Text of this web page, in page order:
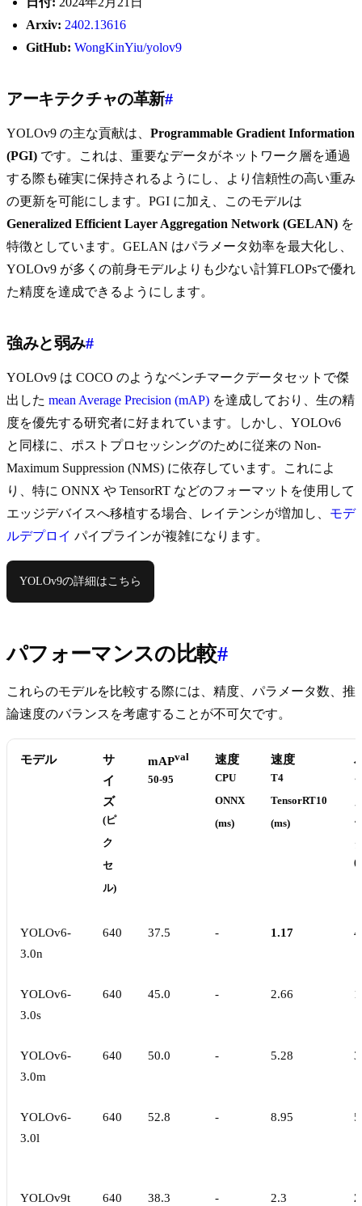
Arxiv: 2402.13616
GitHub: WongKinYiu/yolov9
アーキテクチャの革新#
YOLOv9 の主な貢献は、 Programmable Gradient Information
(PGI) です。これは、重要なデータがネットワーク層を通過
する際も確実に保持されるようにし、より信頼性の高い重み
の更新を可能にします。PGI に加え、このモデルは
Generalized Efficient Layer Aggregation Network (GELAN) を
特徴としています。GELAN はパラメータ効率を最大化し、
YOLOv9 が多くの前身モデルよりも少ない計算FLOPsで優れ
た精度を達成できるようにします。
強みと弱み#
YOLOv9 は COCO のようなベンチマークデータセットで傑
出した mean Average Precision (mAP) を達成しており、生の精
度を優先する研究者に好まれています。しかし、YOLOv6
と同様に、ポストプロセッシングのために従来の Non-
Maximum Suppression (NMS) に依存しています。これによ
り、特に ONNX や TensorRT などのフォーマットを使用して
エッジデバイスへ移植する場合、レイテンシが増加し、 モデ
ルデプロイ パイプラインが複雑になります。
YOLOv9の詳細はこちら
パフォーマンスの比較#
これらのモデルを比較する際には、精度、パラメータ数、推
論速度のバランスを考慮することが不可欠です。
モデル
サ
イ
ズ
(ピ
ク
セ
ル)
mAPval
50-95
速度
CPU
ONNX
(ms)
速度
T4
TensorRT10
(ms)
YOLOv6-
3.0n
640 37.5 - 1.17
YOLOv6-
3.0s
640 45.0 - 2.66
YOLOv6-
3.0m
640 50.0 - 5.28
YOLOv6-
3.0l
640 52.8 - 8.95
YOLOv9t 640 38.3 - 2.3